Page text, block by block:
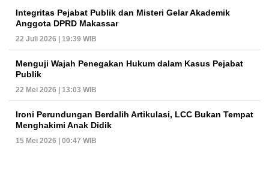
Integritas Pejabat Publik dan Misteri Gelar Akademik
Anggota DPRD Makassar
22 Juli 2026 | 19:39 WIB
Menguji Wajah Penegakan Hukum dalam Kasus Pejabat
Publik
22 Mei 2026 | 13:03 WIB
Ironi Perundungan Berdalih Artikulasi, LCC Bukan Tempat
Menghakimi Anak Didik
15 Mei 2026 | 00:47 WIB